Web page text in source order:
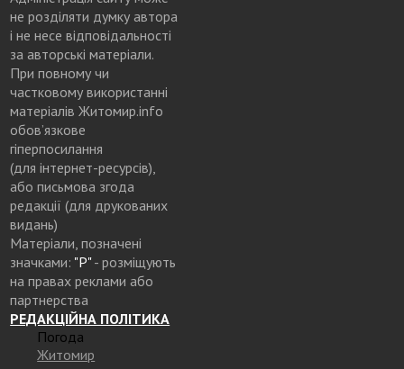
не розділяти думку автора
і не несе відповідальності
за авторські матеріали.
При повному чи
частковому використанні
матеріалів Житомир.info
обов’язкове
гіперпосилання
(для інтернет-ресурсів),
або письмова згода
редакції (для друкованих
видань)
Матеріали, позначені
значками: "Р"- розміщують
на правах реклами або
партнерства
РЕДАКЦІЙНА ПОЛІТИКА
Погода
Житомир